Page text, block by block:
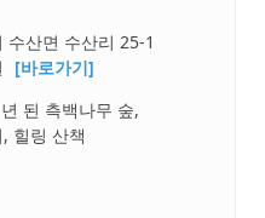
수산면 수산리 25-1
[바로가기]
된 측백나무 숲,
힐링 산책